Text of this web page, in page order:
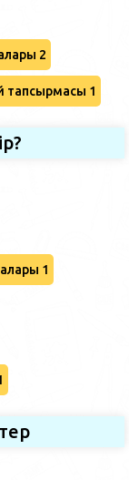
2
тапсырмасы 1
1